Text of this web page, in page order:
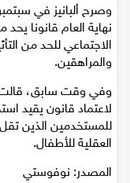
تكنولوجيا
فن
ستوديو انتخابات 2022
وصرح ألبانيز في
نهاية العام قانونا
الاجتماعي للحد من
والمراهقين.
وفي وقت سابق، قالت
لاعتماد قانون يقيد
العقلية للأطفال.
المصدر: نوفوستي